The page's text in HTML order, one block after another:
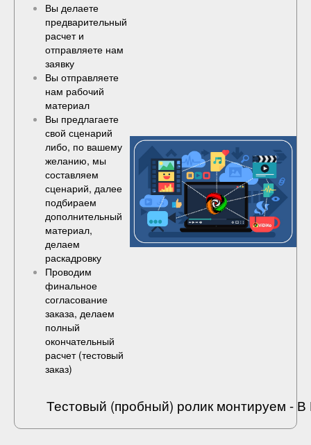
Вы делаете
предварительный
расчет и
отправляете нам
заявку
Вы отправляете
нам рабочий
материал
Вы предлагаете
свой сценарий
либо, по вашему
желанию, мы
составляем
сценарий, далее
подбираем
дополнительный
материал,
делаем
раскадровку
Проводим
финальное
согласование
заказа, делаем
полный
окончательный
расчет (тестовый
заказ)
Тестовый (пробный) ролик монтируем -